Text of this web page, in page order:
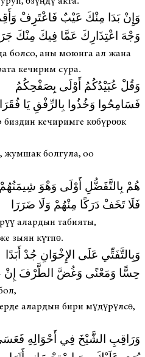
وَإِنْ بَدَا مِنْكَ عَيْبٌ فَاعْتَرِفْ
وَجْهَ اعْتِذَارِكَ عَمَّا فِيكَ مِنْكَ
болсо, аны моюнга ал жана
кечирим сура.
وَقُلْ عُبَيْدُكُمُ أَوْلَى بِصَفْحِكُمُ
فَسَامِحُوا وَخُذُوا بِالرِّفْقِ يَا فُقَرَا
кечиримге көбүрөөк
жумшак болгула, оо
هُمْ بِالتَّفَضُّلِ أَوْلَى وَهْوَ شِيمَتُهُمْ
فَلَا تَخَفْ دَرَكًا مِنْهُمْ وَلَا ضَرَرَا
алардын табияты,
зыян күтпө.
وَبِالتَّفَتِّي عَلَى الإِخْوَانِ جُدْ أَبَدًا
حِسًّا وَمَعْنًى وَغُضَّ الطَّرْفَ إِنْ
алардын бири мүдүрүлсө,
وَرَاقِبِ الشَّيْخَ فِي أَحْوَالِهِ